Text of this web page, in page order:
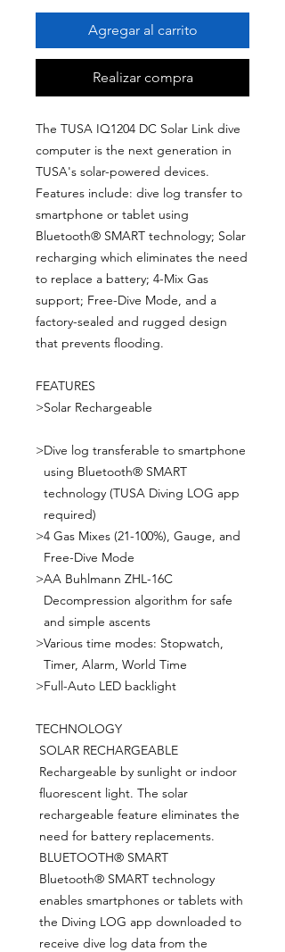
Agregar al carrito
Realizar compra
The TUSA IQ1204 DC Solar Link dive
computer is the next generation in
TUSA's solar-powered devices.
Features include: dive log transfer to
smartphone or tablet using
Bluetooth® SMART technology; Solar
recharging which eliminates the need
to replace a battery; 4-Mix Gas
support; Free-Dive Mode, and a
factory-sealed and rugged design
that prevents flooding.
FEATURES
>Solar Rechargeable
>Dive log transferable to smartphone
using Bluetooth® SMART
technology (TUSA Diving LOG app
required)
>4 Gas Mixes (21-100%), Gauge, and
Free-Dive Mode
>AA Buhlmann ZHL-16C
Decompression algorithm for safe
and simple ascents
>Various time modes: Stopwatch,
Timer, Alarm, World Time
>Full-Auto LED backlight
TECHNOLOGY
SOLAR RECHARGEABLE
Rechargeable by sunlight or indoor
fluorescent light. The solar
rechargeable feature eliminates the
need for battery replacements.
BLUETOOTH® SMART
Bluetooth® SMART technology
enables smartphones or tablets with
the Diving LOG app downloaded to
receive dive log data from the